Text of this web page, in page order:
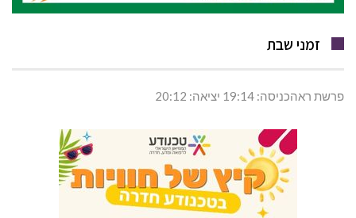
זמני שבת
פרשת ראהכניסה: 19:14 יציאה: 20:12